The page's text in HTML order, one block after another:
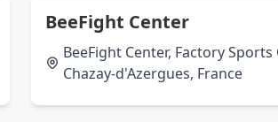
BeeFight Center
BeeFight Center, Factory Sports
Chazay-d'Azergues, France